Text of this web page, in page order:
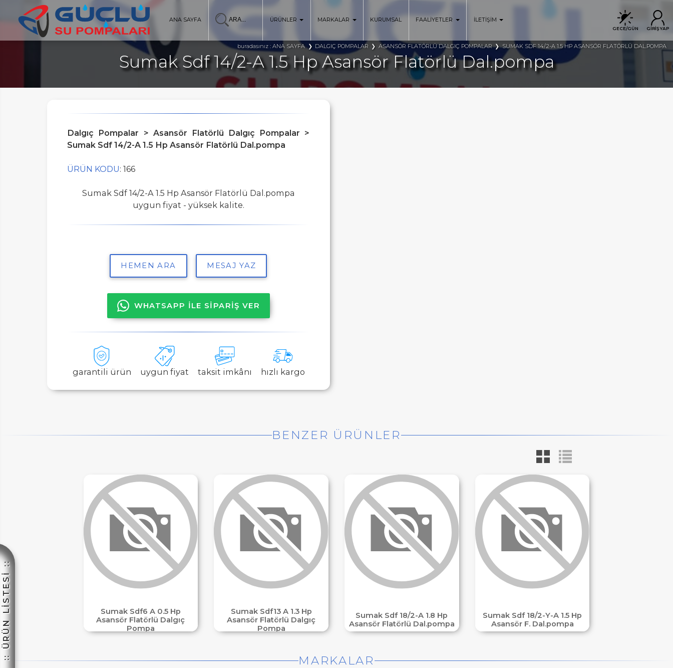
:: ÜRÜN LİSTESİ ::
GECE/GÜN GİRİŞ YAP
ANA SAYFA ÜRÜNLER MARKALAR KURUMSAL FAALİYETLER İLETİŞİM
buradasınız :ANA SAYFA DALGIÇ POMPALAR ASANSÖR FLATÖRLÜ DALGIÇ POMPALAR SUMAK SDF 14/2-A 1.5 HP ASANSÖR FLATÖRLÜ DAL.POMPA
Sumak Sdf 14/2-A 1.5 Hp Asansör Flatörlü Dal.pompa
Dalgıç Pompalar > Asansör Flatörlü Dalgıç Pompalar >
Sumak Sdf 14/2-A 1.5 Hp Asansör Flatörlü Dal.pompa
ÜRÜN KODU: 166
Sumak Sdf 14/2-A 1.5 Hp Asansör Flatörlü Dal.pompa
uygun fiyat - yüksek kalite.
HEMEN ARA MESAJ YAZ
WHATSAPP İLE SİPARİŞ VER
garantili ürün uygun fiyat taksit imkânı hızlı kargo
BENZER ÜRÜNLER
Sumak Sdf6 A 0.5 Hp
Asansör Flatörlü Dalgıç
Pompa
Sumak Sdf13 A 1.3 Hp
Asansör Flatörlü Dalgıç
Pompa
Sumak Sdf 18/2-A 1.8 Hp
Asansör Flatörlü Dal.pompa
Sumak Sdf 18/2-Y-A 1.5 Hp
Asansör F. Dal.pompa
MARKALAR